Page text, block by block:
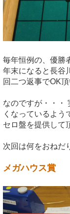
毎年恒例の、優勝
年末になると長谷
回二つ返事でOK頂
なのですが・・・
くなっているよう
セロ盤を提供して
次回は何をおねだ
メガハウス賞